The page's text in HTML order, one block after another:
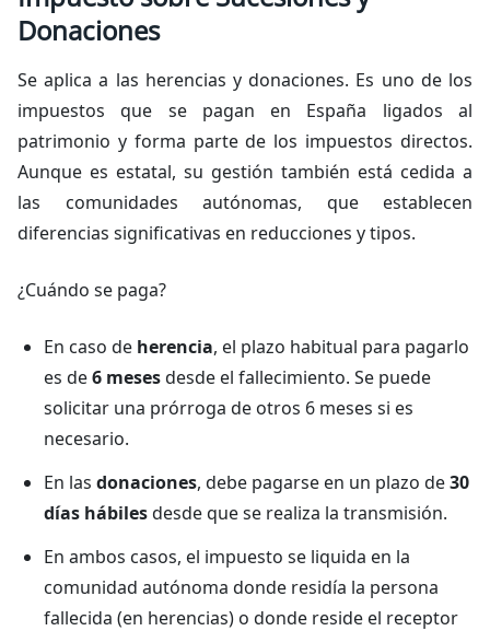
Donaciones
Se aplica a las herencias y donaciones. Es uno de los
impuestos que se pagan en España ligados al
patrimonio y forma parte de los impuestos directos.
Aunque es estatal, su gestión también está cedida a
las comunidades autónomas, que establecen
diferencias significativas en reducciones y tipos.
¿Cuándo se paga?
En caso de herencia, el plazo habitual para pagarlo
es de6 mesesdesde el fallecimiento. Se puede
solicitar una prórroga de otros 6 meses si es
necesario.
En las donaciones, debe pagarse en un plazo de30
días hábilesdesde que se realiza la transmisión.
En ambos casos, el impuesto se liquida en la
comunidad autónoma donde residía la persona
fallecida (en herencias) o donde reside el receptor